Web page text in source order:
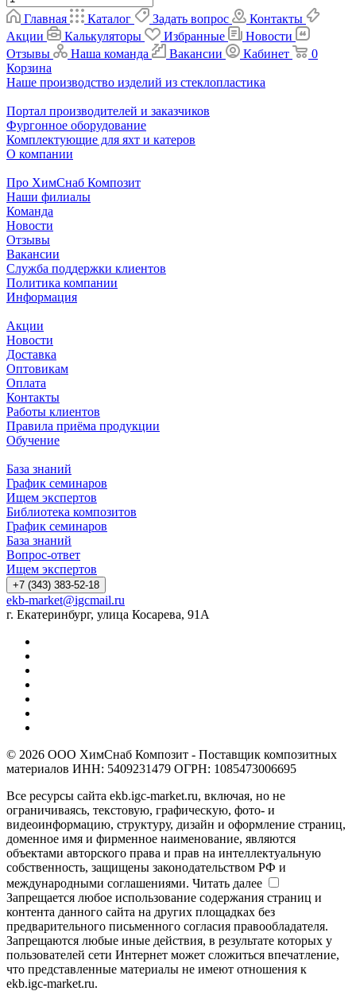
Главная Каталог Задать вопрос
Контакты
Акции
Калькуляторы Избранные
Новости
Отзывы
Наша команда Вакансии Кабинет
0
Корзина
Наше производство изделий из стеклопластика
Портал производителей и заказчиков
Фургонное оборудование
Комплектующие для яхт и катеров
О компании
Про ХимСнаб Композит
Наши филиалы
Команда
Новости
Отзывы
Вакансии
Служба поддержки клиентов
Политика компании
Информация
Акции
Новости
Доставка
Оптовикам
Оплата
Контакты
Работы клиентов
Правила приёма продукции
Обучение
База знаний
График семинаров
Ищем экспертов
Библиотека композитов
График семинаров
База знаний
Вопрос-ответ
Ищем экспертов
+7 (343) 383-52-18
ekb-market@igcmail.ru
г. Екатеринбург, улица Косарева, 91А
© 2026 ООО ХимСнаб Композит - Поставщик композитных
материалов ИНН: 5409231479 ОГРН: 1085473006695
Все ресурсы сайта ekb.igc-market.ru, включая, но не
ограничиваясь, текстовую, графическую, фото- и
видеоинформацию, структуру, дизайн и оформление страниц,
доменное имя и фирменное наименование, являются
объектами авторского права и прав на интеллектуальную
собственность, защищены законодательством РФ и
международными соглашениями. Читать далее
Запрещается любое использование содержания страниц и
контента данного сайта на других площадках без
предварительного письменного согласия правообладателя.
Запрещаются любые иные действия, в результате которых у
пользователей сети Интернет может сложиться впечатление,
что представленные материалы не имеют отношения к
ekb.igc-market.ru.